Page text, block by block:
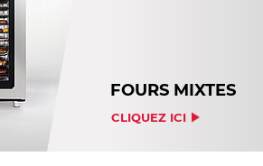
FOURS MIXTES
CLIQUEZ ICI